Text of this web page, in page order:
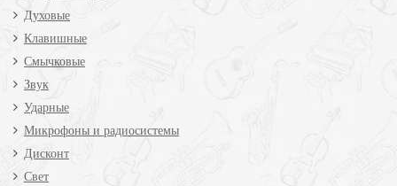
Духовые
Клавишные
Смычковые
Звук
Ударные
Микрофоны и радиосистемы
Дисконт
Свет